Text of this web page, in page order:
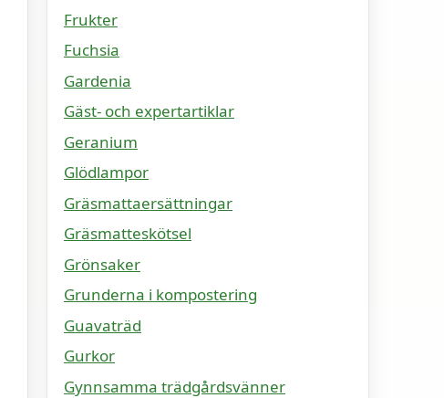
Frukter
Fuchsia
Gardenia
Gäst- och expertartiklar
Geranium
Glödlampor
Gräsmattaersättningar
Gräsmatteskötsel
Grönsaker
Grunderna i kompostering
Guavaträd
Gurkor
Gynnsamma trädgårdsvänner